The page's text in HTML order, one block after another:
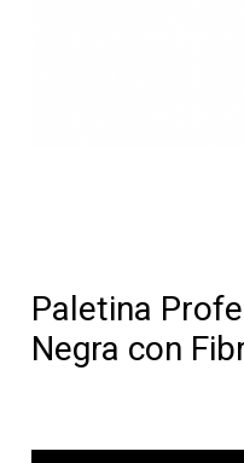
Paletina
Negra con